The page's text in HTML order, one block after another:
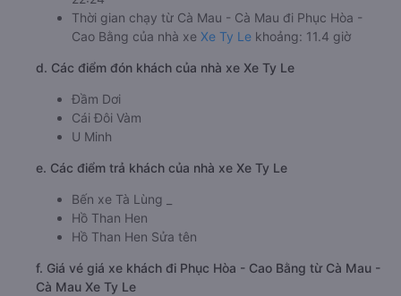
Thời gian chạy từ Cà Mau - Cà Mau đi Phục Hòa -
Cao Bằng của nhà xe Xe Ty Le khoảng: 11.4 giờ
d. Các điểm đón khách của nhà xe Xe Ty Le
Đầm Dơi
Cái Đôi Vàm
U Minh
e. Các điểm trả khách của nhà xe Xe Ty Le
Bến xe Tà Lùng _
Hồ Than Hen
Hồ Than Hen Sửa tên
f. Giá vé giá xe khách đi Phục Hòa - Cao Bằng từ Cà Mau -
Cà Mau Xe Ty Le